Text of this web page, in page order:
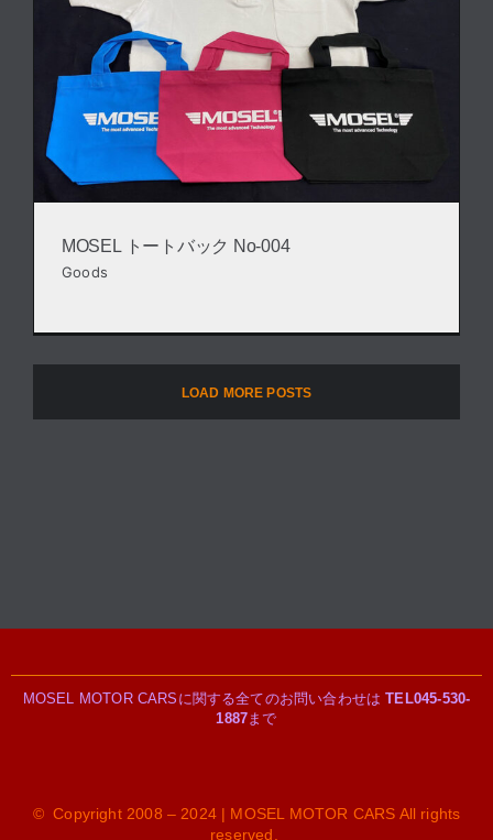
MOSEL トートバック No-004
Goods
LOAD MORE POSTS
MOSEL MOTOR CARSに関する全てのお問い合わせはTEL045-530-
1887 まで
© Copyright 2008 – 2024 | MOSEL MOTOR CARS All rights
reserved.